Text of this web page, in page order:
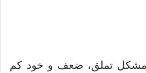
تملق، ضعف و خود کم